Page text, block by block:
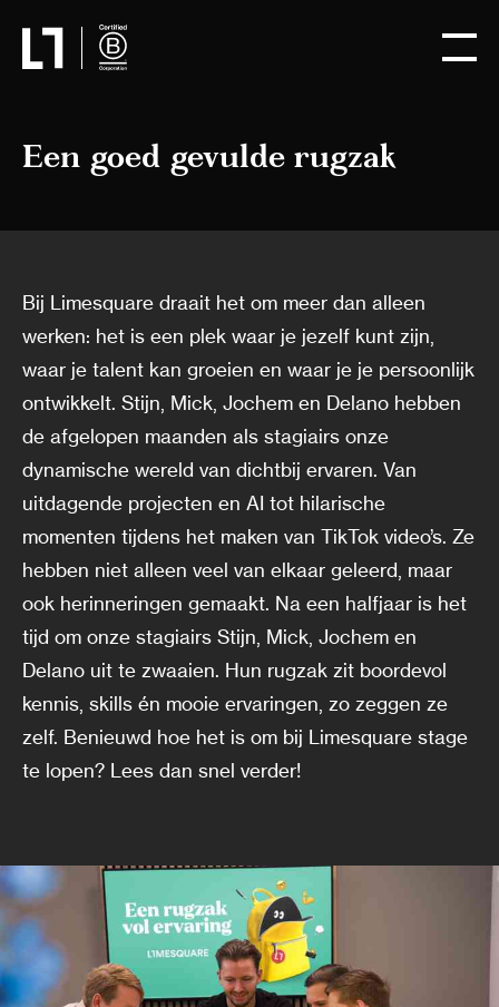
Een goed gevulde rugzak
Bij Limesquare draait het om meer dan alleen
werken: het is een plek waar je jezelf kunt zijn,
waar je talent kan groeien en waar je je persoonlijk
ontwikkelt. Stijn, Mick, Jochem en Delano hebben
de afgelopen maanden als stagiairs onze
dynamische wereld van dichtbij ervaren. Van
uitdagende projecten en AI tot hilarische
momenten tijdens het maken van TikTok video’s. Ze
hebben niet alleen veel van elkaar geleerd, maar
ook herinneringen gemaakt. Na een halfjaar is het
tijd om onze stagiairs Stijn, Mick, Jochem en
Delano uit te zwaaien. Hun rugzak zit boordevol
kennis, skills én mooie ervaringen, zo zeggen ze
zelf. Benieuwd hoe het is om bij Limesquare stage
te lopen? Lees dan snel verder!